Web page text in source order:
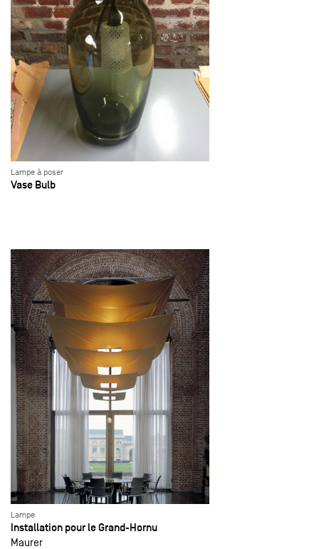
Lampe à poser
Vase Bulb
Lampe
Installation pour le Grand-Hornu
Maurer